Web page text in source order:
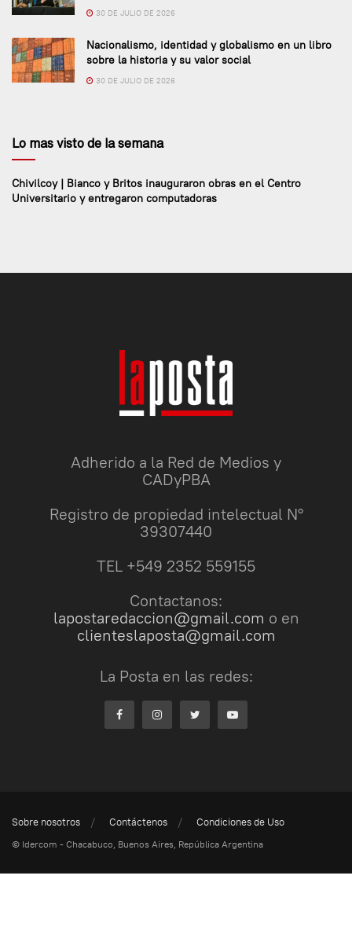
30 DE JULIO DE 2026
Nacionalismo, identidad y globalismo en un libro
sobre la historia y su valor social
30 DE JULIO DE 2026
Lo mas visto de la semana
Chivilcoy | Bianco y Britos inauguraron obras en el Centro
Universitario y entregaron computadoras
Adherido a la Red de Medios y
CADyPBA
Registro de propiedad intelectual N°
39307440
TEL +549 2352 559155
Contactanos:
lapostaredaccion@gmail.com o en
clienteslaposta@gmail.com
La Posta en las redes:
Sobre nosotros Contáctenos Condiciones de Uso
© Idercom - Chacabuco, Buenos Aires, República Argentina